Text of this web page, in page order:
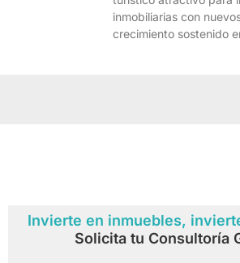
inmobiliarias con
crecimiento sostenido
Invierte en inmuebles,
Solicita tu Consultoría